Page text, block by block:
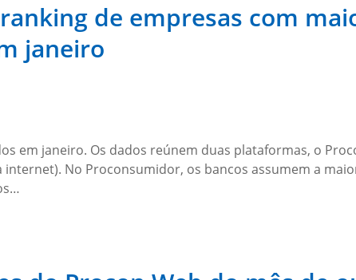
de empresas com
janeiro
em janeiro. Os dados reúnem duas plataformas, o
No Proconsumidor, os bancos assumem a